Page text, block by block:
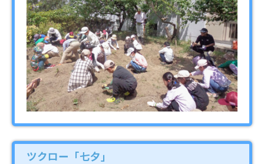
ツクロー「七夕」